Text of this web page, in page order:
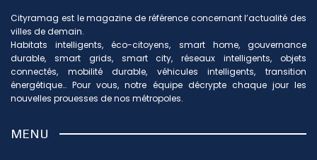
Cityramag est le magazine de référence concernant l’actualité des
villes de demain.
Habitats intelligents, éco-citoyens, smart home, gouvernance
durable, smart grids, smart city, réseaux intelligents, objets
connectés, mobilité durable, véhicules intelligents, transition
énergétique… Pour vous, notre équipe décrypte chaque jour les
nouvelles prouesses de nos métropoles.
MENU